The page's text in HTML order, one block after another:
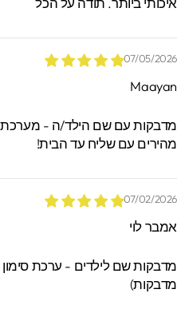
הזמנות.
07/05/
עם שם הילד/ה - מערכת
עם שליח עד הבית!
07/02/
לוי